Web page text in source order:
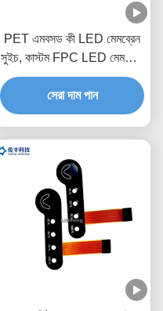
PET এমবসড কী LED মেমব্রেন
সুইচ, কাস্টম FPC LED মেমব্রেন
কীপ্যাড
সেরা দাম পান